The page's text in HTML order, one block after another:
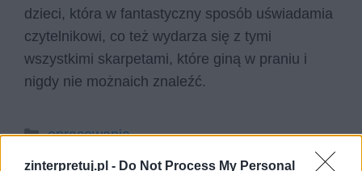
zinterpretuj.pl - Do Not Process My Personal
dzieci, która w fantastyczny sposób uświadamia
czytelnikowi, co też wydarza się z tymi
wszystkimi skarpetami, które giną w praniu i
nigdy nie możnaich znaleźć.
Kategorie
opracowania